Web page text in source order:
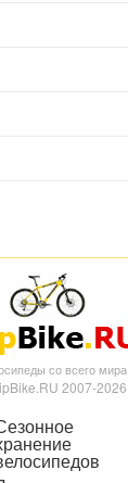
со всего мира
2007-2026